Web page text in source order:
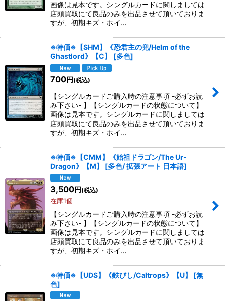
画像は見本です。シングルカードに関しましては
店頭買取にて良品のみを出品させて頂いておりま
すが、初期キズ・ホイ…
※特価※【SHM】《恐君主の兜/Helm of the
Ghastlord》【C】
[多色]
700円 (税込)
【シングルカードご購入時の注意事項 -必ずお読
み下さい- 】【シングルカードの状態について】
画像は見本です。シングルカードに関しましては
店頭買取にて良品のみを出品させて頂いておりま
すが、初期キズ・ホイ…
※特価※【CMM】《始祖ドラゴン/The Ur-
Dragon》【M】
[多色/ 拡張アート 日本語]
3,500円 (税込)
在庫1個
【シングルカードご購入時の注意事項 -必ずお読
み下さい- 】【シングルカードの状態について】
画像は見本です。シングルカードに関しましては
店頭買取にて良品のみを出品させて頂いておりま
すが、初期キズ・ホイ…
※特価※【UDS】《鉄びし/Caltrops》【U】 [無
色]